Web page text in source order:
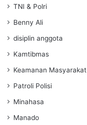
TNI & Polri
Benny Ali
disiplin anggota
Kamtibmas
Keamanan Masyarakat
Patroli Polisi
Minahasa
Manado